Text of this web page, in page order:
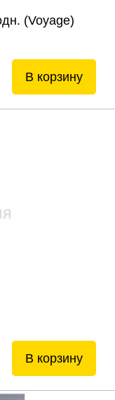
(Voyage)
В корзину
В корзину